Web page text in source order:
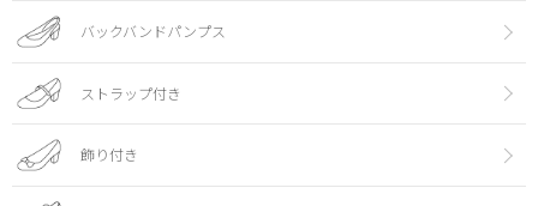
バックバンドパンプス
ストラップ付き
飾り付き